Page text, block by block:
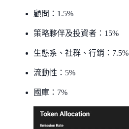
顧問：1.5%
策略夥伴及投資者：15%
生態系、社群、行銷：7.5%
流動性：5%
國庫：7%